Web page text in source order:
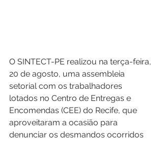
O SINTECT-PE realizou na terça-feira,
20 de agosto, uma assembleia
setorial com os trabalhadores
lotados no Centro de Entregas e
Encomendas (CEE) do Recife, que
aproveitaram a ocasião para
denunciar os desmandos ocorridos